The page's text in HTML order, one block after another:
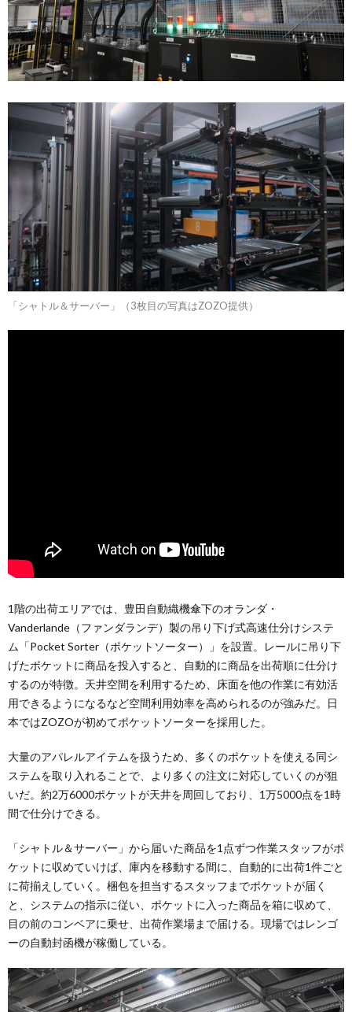
「シャトル＆サーバー」（3枚目の写真はZOZO提供）
1階の出荷エリアでは、豊田自動織機傘下のオランダ・
Vanderlande（ファンダランデ）製の吊り下げ式高速仕分けシステ
ム「Pocket Sorter（ポケットソーター）」を設置。レールに吊り下
げたポケットに商品を投入すると、自動的に商品を出荷順に仕分け
するのが特徴。天井空間を利用するため、床面を他の作業に有効活
用できるようになるなど空間利用効率を高められるのが強みだ。日
本ではZOZOが初めてポケットソーターを採用した。
大量のアパレルアイテムを扱うため、多くのポケットを使える同シ
ステムを取り入れることで、より多くの注文に対応していくのが狙
いだ。約2万6000ポケットが天井を周回しており、1万5000点を1時
間で仕分けできる。
「シャトル＆サーバー」から届いた商品を1点ずつ作業スタッフがポ
ケットに収めていけば、庫内を移動する間に、自動的に出荷1件ごと
に荷揃えしていく。梱包を担当するスタッフまでポケットが届く
と、システムの指示に従い、ポケットに入った商品を箱に収めて、
目の前のコンベアに乗せ、出荷作業場まで届ける。現場ではレンゴ
ーの自動封函機が稼働している。